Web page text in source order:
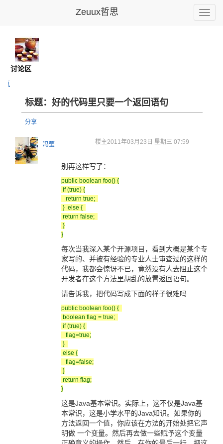
Toggle
Zeuux哲思
- 讨论区
页
标题：好的代码里只要一个返回语句
分享
冯莹 楼主2011年03月23日 星期三 07:59
别再这样写了：
public boolean foo() {
if (true) {
return true;
} else {
return false;
}
}
每次当我深入某个开源项目，看到大概是某个专
家写的、并被有经验的专业人士审查过的这样的
代码，我都会惊讶不已，竟然没有人去阻止这个
开发者在这个方法里胡乱的放置返回语句。
请告诉我，把代码写成下面的样子很难吗
public boolean foo() {
boolean flag = true;
if (true) {
flag=true;
}
else {
flag=false;
}
return flag;
}
这是Java基本常识。实际上，这不仅是Java基
本常识，这是小学水平的Java知识。如果你的
方法返回一个值，你应该在方法的开始处把它声
明做 一个变量。然后再去做一些赋予这个变量